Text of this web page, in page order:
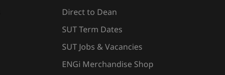
Direct to Dean
SUT Term Dates
SUT Jobs & Vacancies
ENGi Merchandise Shop